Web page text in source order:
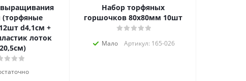
(торфяные
d4,1см +
лоток
Набор торфяных
горшочков 80x80мм 10шт
Мало Артикул: 165-026